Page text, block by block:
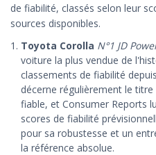
de fiabilité, classés selon leur
sources disponibles.
Toyota Corolla N°1 JD
voiture la plus vendue de
classements de fiabilité
décerne régulièrement le
fiable, et Consumer Reports
scores de fiabilité
pour sa robustesse et un
la référence absolue.